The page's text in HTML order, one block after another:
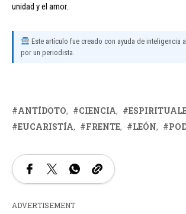
unidad y el amor.
Este artículo fue creado con ayuda de inteligencia
por un periodista.
ANTÍDOTO CIENCIA
EUCARISTÍA
FRENTE LEÓN
ADVERTISEMENT